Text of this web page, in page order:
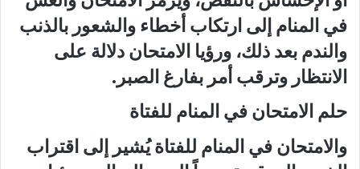
في المنام إلى ارتكاب أخطاء والشعور بالذنب
والندم بعد ذلك، ورؤيا الامتحان دلالة على
الانتظار وترقب أمر بفارغ الصبر.
حلم الامتحان في المنام للفتاة
والامتحان في المنام للفتاة يُشير إلى اقتراب